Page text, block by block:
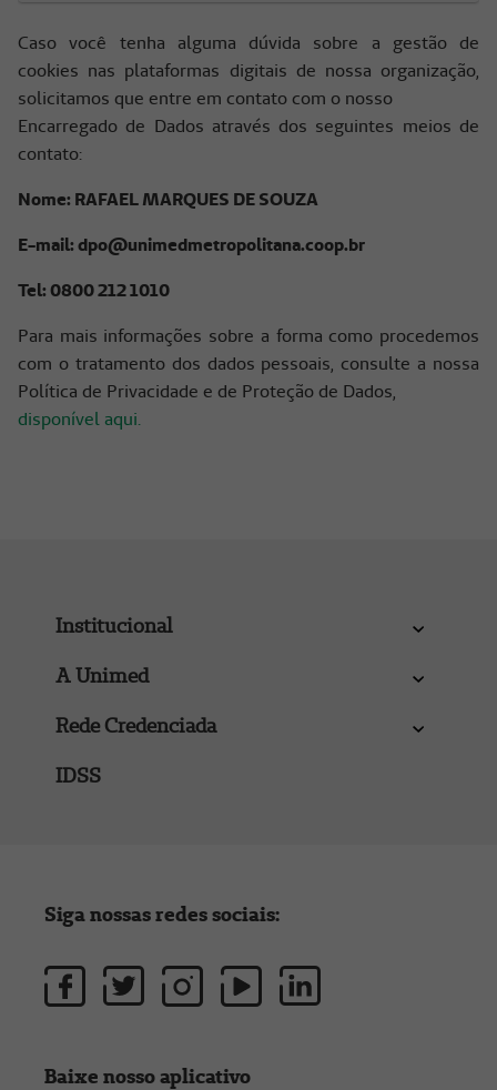
Caso você tenha alguma dúvida sobre a gestão de
cookies nas plataformas digitais de nossa organização,
solicitamos que entre em contato com o nosso
Encarregado de Dados através dos seguintes meios de
contato:
Nome: RAFAEL MARQUES DE SOUZA
E-mail: dpo@unimedmetropolitana.coop.br
Tel: 0800 212 1010
Para mais informações sobre a forma como procedemos
com o tratamento dos dados pessoais, consulte a nossa
Política de Privacidade e de Proteção de Dados,
disponível aqui.
Institucional
A Unimed
Rede Credenciada
IDSS
Siga nossas redes sociais:
Baixe nosso aplicativo